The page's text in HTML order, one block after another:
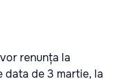
renunța la
de 3 martie, la